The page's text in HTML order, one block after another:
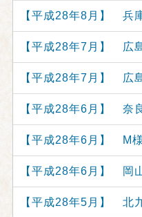
【平成28年8月】
【平成28年7月】 広
【平成28年7月】 広
【平成28年6月】 奈
【平成28年6月】 M様
【平成28年6月】 岡
【平成28年5月】 北